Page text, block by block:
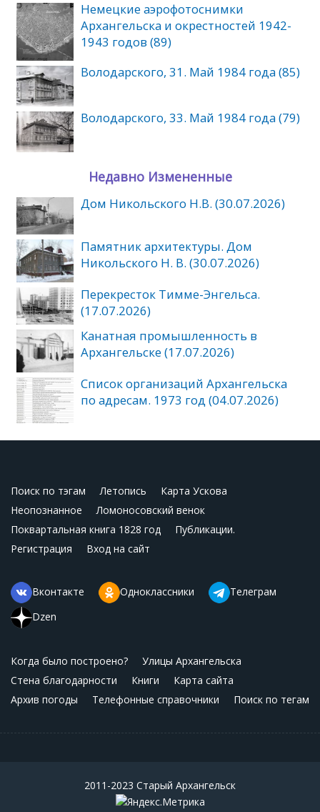
Немецкие аэрофотоснимки
Архангельска и окрестностей 1942-
1943 годов (89)
Володарского, 31. Май 1984 года (85)
Володарского, 33. Май 1984 года (79)
Недавно Измененные
Дом Никольского Н.В. (30.07.2026)
Памятник архитектуры. Дом
Никольского Н. В. (30.07.2026)
Перекресток Тимме-Энгельса.
(17.07.2026)
Канатная промышленность в
Архангельске (17.07.2026)
Список организаций Архангельска
по адресам. 1973 год (04.07.2026)
Поиск по тэгам Летопись
Карта Ускова
Неопознанное
Ломоносовский венок
Поквартальная книга 1828 год
Публикации.
Регистрация
Вход на сайт
Вконтакте Одноклассники
Телеграм
Dzen
Когда было построено?
Улицы Архангельска
Стена благодарности
Книги
Карта сайта
Архив погоды
Телефонные справочники Поиск по тегам
2011-2023 Старый Архангельск